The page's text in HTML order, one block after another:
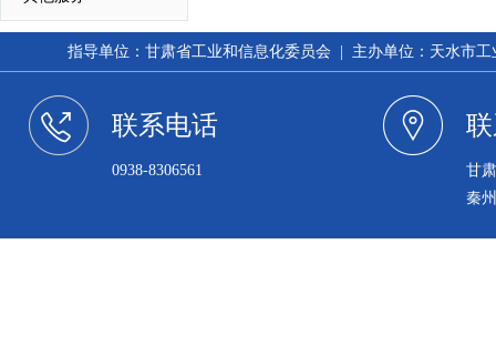
指导单位：甘肃省工业和信息化委员会 | 主办单位：天水市
联系电话
0938-8306561
甘
秦